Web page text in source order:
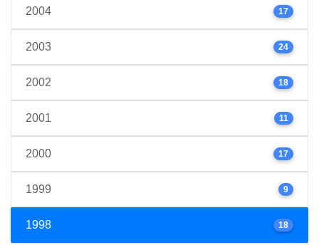
2004 17
2003 24
2002 18
2001 11
2000 17
1999 9
1998 18